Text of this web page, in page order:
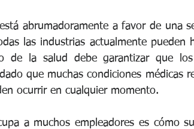
abrumadoramente a favor de una
las industrias actualmente pueden
de la salud debe garantizar que
que muchas condiciones médicas
ocurrir en cualquier momento.
a muchos empleadores es cómo